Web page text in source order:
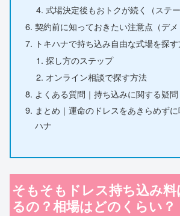
式場決定後もおトクが続く（ステ
契約前に知っておきたい注意点（デメ
トキハナで持ち込み自由な式場を探
探し方のステップ
オンライン相談で探す方法
よくある質問｜持ち込みに関する疑問
まとめ｜運命のドレスをあきらめず
ハナ
そもそもドレス持ち込み
るの？相場はどのくらい？